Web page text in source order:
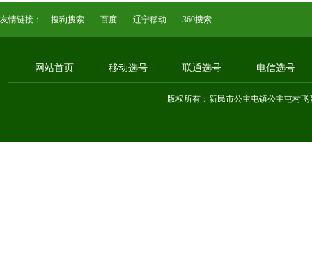
友情链接： 搜狗搜索 百度 辽宁移动 360搜索
网站首页 移动选号 联通选号 电信选号
版权所有：新民市公主屯镇公主屯村